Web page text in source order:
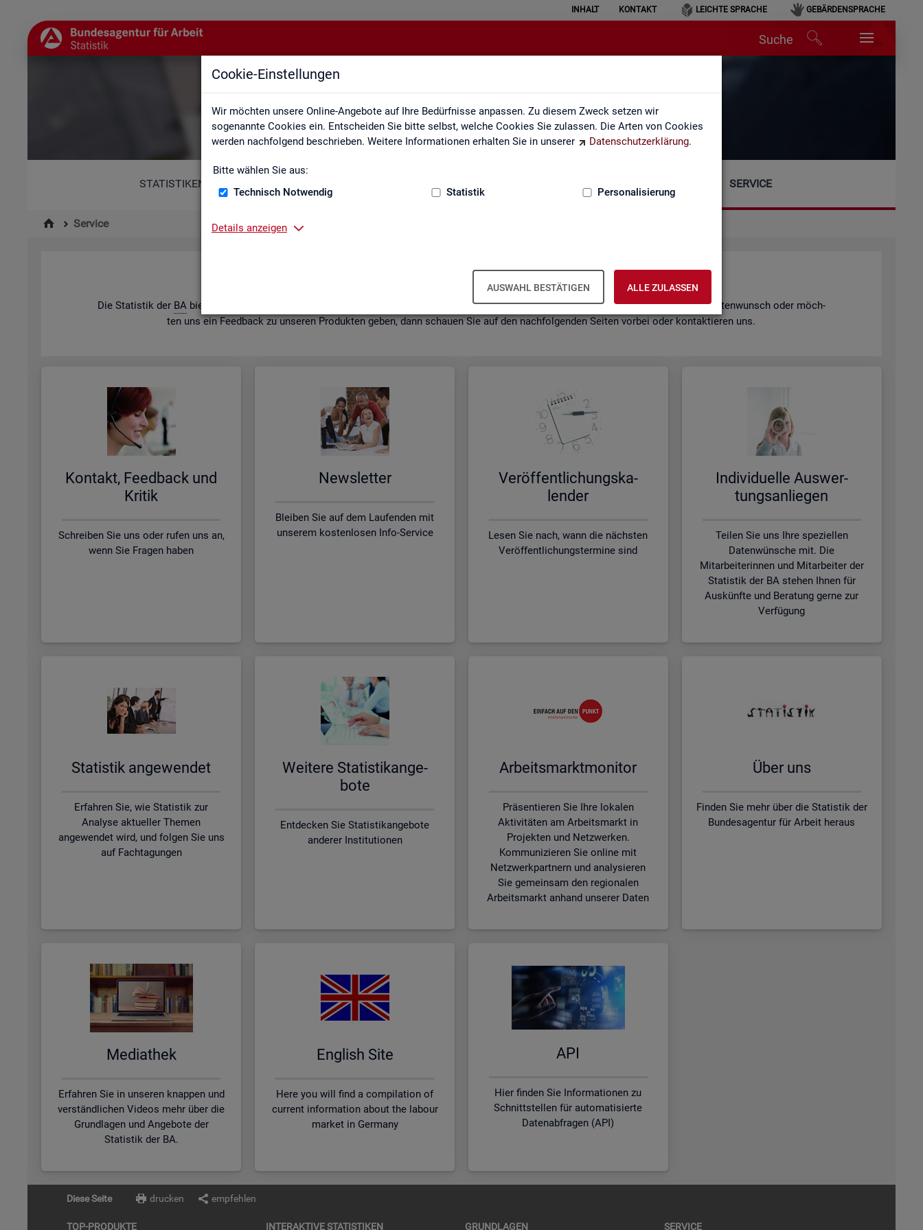
Cookie-Einstellungen
Wir möchten unsere Online-Angebote auf Ihre Bedürfnisse anpassen. Zu diesem Zweck setzen wir
sogenannte Cookies ein. Entscheiden Sie bitte selbst, welche Cookies Sie zulassen. Die Arten von Cookies
werden nachfolgend beschrieben. Weitere Informationen erhalten Sie in unserer
Datenschutzerklärung.
Bitte wählen Sie aus:
Technisch Notwendig
Statistik Personalisierung
Details anzeigen
AUSWAHL BESTÄTIGEN ALLE ZULASSEN
INHALT KONTAKT LEICHTE SPRACHE GEBÄRDENSPRACHE
Suche
Service
STATISTIKEN SERVICE
Service
Ser­vice
Die Sta­tis­tik der BAbie­tet ein brei­tes An­ge­bot an Pro­duk­ten und Son­der­aus­wer­tung (nachBe­darf). Haben Sie Fra­gen, einen spe­zi­el­len Da­ten­wunsch oder möch­
ten uns ein Feed­back zu un­se­ren Pro­duk­ten geben, dann schau­en Sie auf den nach­fol­gen­den Sei­ten vor­bei oder kon­tak­tie­ren uns.
Kon­takt, Feed­back und
Kri­tik
Schreiben Sie uns oder rufen uns an,
wenn Sie Fragen haben
News­let­ter
Bleiben Sie auf dem Laufenden mit
unserem kostenlosen Info-Service
Ver­öf­fent­li­chungs­ka­
len­der
Lesen Sie nach, wann die nächsten
Veröffentlichungstermine sind
In­di­vi­du­el­le Aus­wer­
tungs­an­lie­gen
Teilen Sie uns Ihre speziellen
Datenwünsche mit. Die
Mitarbeiterinnen und Mitarbeiter der
Statistik der BA stehen Ihnen für
Auskünfte und Beratung gerne zur
Verfügung
Sta­tis­tik an­ge­wen­det
Erfahren Sie, wie Statistik zur
Analyse aktueller Themen
angewendet wird, und folgen Sie uns
auf Fachtagungen
Wei­te­re Sta­tis­tik­an­ge­
bo­te
Entdecken Sie Statistikangebote
anderer Institutionen
Ar­beits­markt­mo­ni­tor
Präsentieren Sie Ihre lokalen
Aktivitäten am Arbeitsmarkt in
Projekten und Netzwerken.
Kommunizieren Sie online mit
Netzwerkpartnern und analysieren
Sie gemeinsam den regionalen
Arbeitsmarkt anhand unserer Daten
Über uns
Finden Sie mehr über die Statistik der
Bundesagentur für Arbeit heraus
Me­dia­thek
Erfahren Sie in unseren knappen und
verständlichen Videos mehr über die
Grundlagen und Angebote der
Statistik der BA.
English Site
Here you will find a compilation of
current information about the labour
market in Germany
API
Hier finden Sie Informationen zu
Schnittstellen für automatisierte
Datenabfragen (API)
Diese Seite drucken empfehlen
TOP-PRO­DUK­TE IN­TER­AK­TI­VE STA­TIS­TI­KEN GRUND­LA­GEN SER­VICE